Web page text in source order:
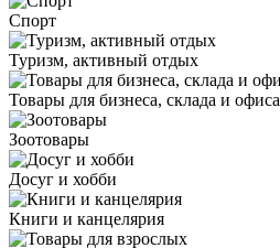
Спорт
Туризм, активный отдых
Товары для бизнеса, склада и офиса
Зоотовары
Досуг и хобби
Книги и канцелярия